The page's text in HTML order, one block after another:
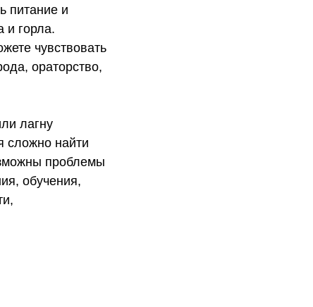
питание и
и горла.
чувствовать
ораторство,
лагну
сложно найти
проблемы
обучения,